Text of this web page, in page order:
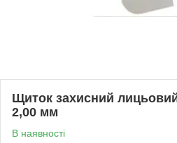
Щиток захисний
2,00 мм
В наявності